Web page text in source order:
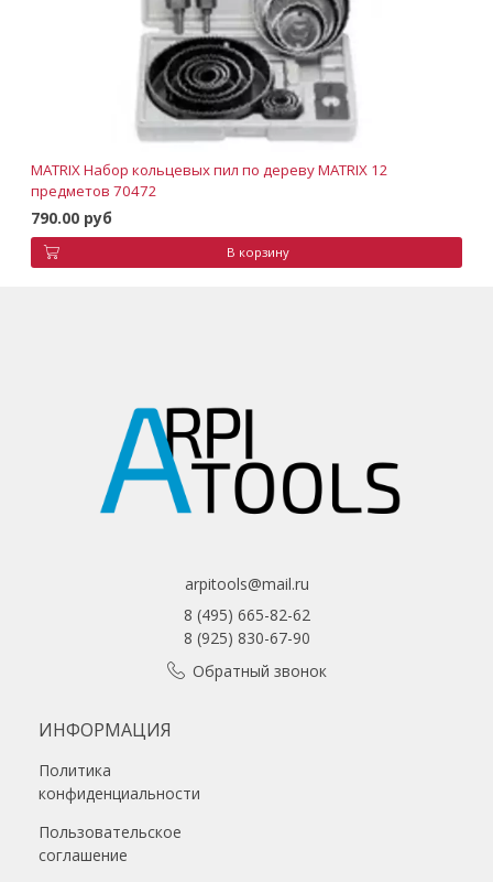
MATRIX Набор кольцевых пил по дереву MATRIX 12
предметов 70472
790.00 руб
В корзину
arpitools@mail.ru
8 (495) 665-82-62
8 (925) 830-67-90
Обратный звонок
ИНФОРМАЦИЯ
Политика
конфиденциальности
Пользовательское
соглашение